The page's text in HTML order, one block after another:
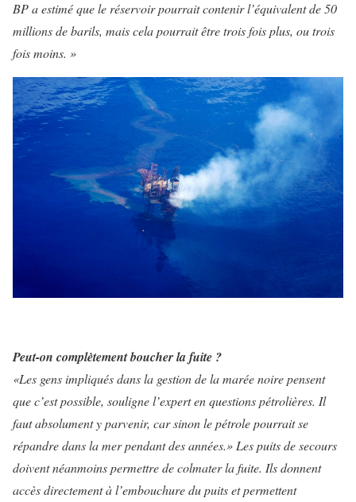
BP a estimé que le réservoir pourrait contenir l’équivalent de 50
millions de barils, mais cela pourrait être trois fois plus, ou trois
fois moins. »
Peut-on complètement boucher la fuite ?
«Les gens impliqués dans la gestion de la marée noire pensent
que c’est possible, souligne l’expert en questions pétrolières. Il
faut absolument y parvenir, car sinon le pétrole pourrait se
répandre dans la mer pendant des années.» Les puits de secours
doivent néanmoins permettre de colmater la fuite. Ils donnent
accès directement à l’embouchure du puits et permettent